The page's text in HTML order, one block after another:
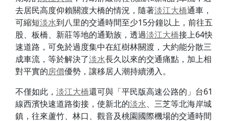
去居民高度仰賴關渡大橋的情況，隨著淡江大橋通車，
可縮短淡水到八里的交通時間至少15分鐘以上，前往五
股、板橋、新莊等地的通勤族，透過淡江大橋接上64快
速道路，可免於過度集中在紅樹林關渡，大約能分散三
成車流，等於解決了淡水長久以來的交通痛點，加上相
對平實的房價優勢，讓移居人潮持續湧入。
不僅如此， 淡江大橋還可與「平民版高速公路的」台61
線西濱快速道路銜接，使新北的淡水、三芝等北海岸城
鎮，往來蘆竹、林口、觀音及桃園國際機場的交通時間